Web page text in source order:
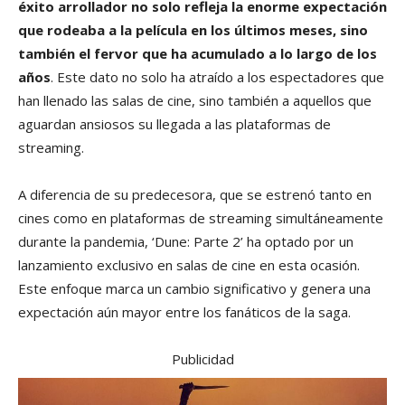
éxito arrollador no solo refleja la enorme expectación
que rodeaba a la película en los últimos meses, sino
también el fervor que ha acumulado a lo largo de los
años. Este dato no solo ha atraído a los espectadores que
han llenado las salas de cine, sino también a aquellos que
aguardan ansiosos su llegada a las plataformas de
streaming.
A diferencia de su predecesora, que se estrenó tanto en
cines como en plataformas de streaming simultáneamente
durante la pandemia, ‘Dune: Parte 2’ ha optado por un
lanzamiento exclusivo en salas de cine en esta ocasión.
Este enfoque marca un cambio significativo y genera una
expectación aún mayor entre los fanáticos de la saga.
Publicidad